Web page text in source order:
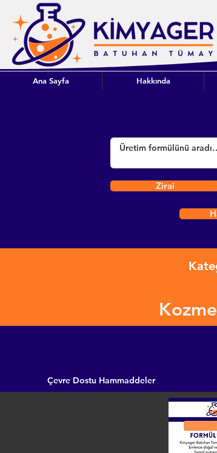
Ana Sayfa Hakkında
Zirai
Çevre Dostu Hammaddeler